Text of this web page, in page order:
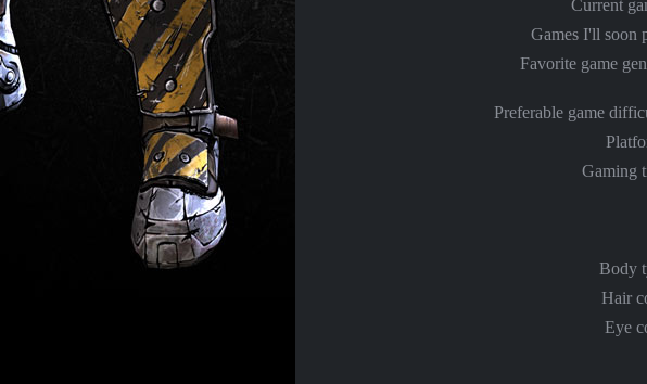
Current
Games I'll soon
Favorite game
Preferable game
Gaming
Body
Hair
Eye